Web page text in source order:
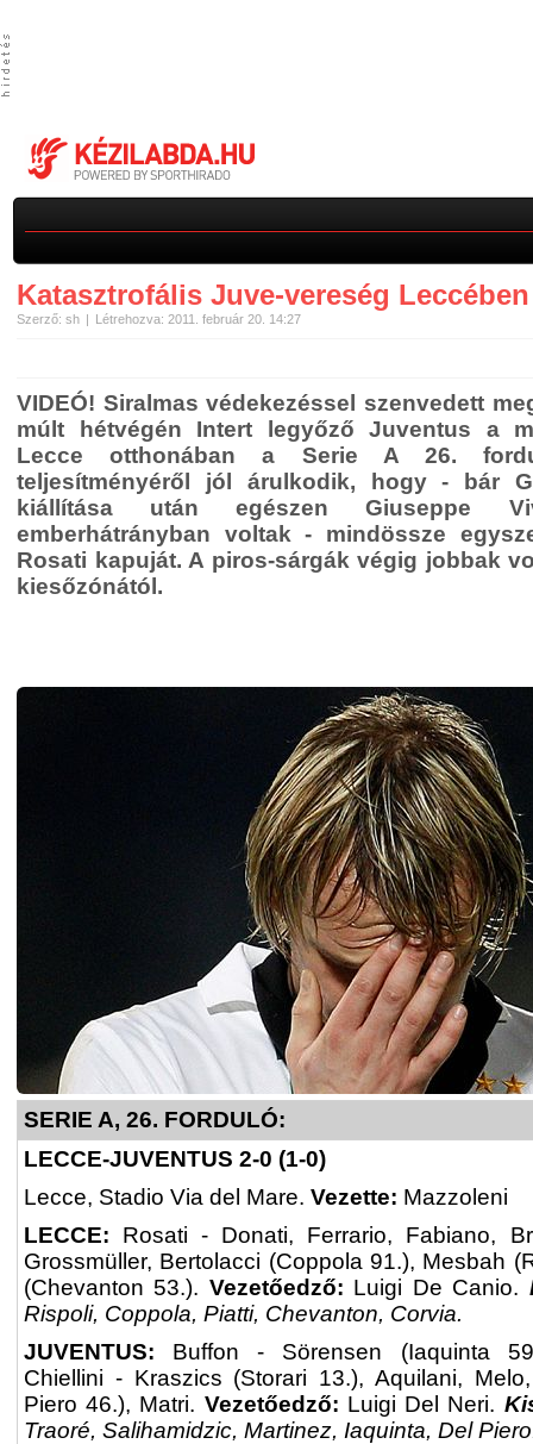
Katasztrofális Juve-vereség Leccében
Szerző: sh Létrehozva: 2011. február 20. 14:27
VIDEÓ! Siralmas védekezéssel szenvedett
múlt hétvégén Intert legyőző Juventus a
Lecce otthonában a Serie A 26.
teljesítményéről jól árulkodik, hogy - bár
kiállítása után egészen Giuseppe
emberhátrányban voltak - mindössze
Rosati kapuját. A piros-sárgák végig jobbak
kiesőzónától.
SERIE A, 26. FORDULÓ:
LECCE-JUVENTUS 2-0 (1-0)
Lecce, Stadio Via del Mare. Vezette: Mazzoleni
LECCE: Rosati - Donati, Ferrario, Fabiano,
Grossmüller, Bertolacci (Coppola 91.), Mesbah
(Chevanton 53.). Vezetőedző: Luigi De Canio.
Rispoli, Coppola, Piatti, Chevanton, Corvia.
JUVENTUS: Buffon - Sörensen (Iaquinta
Chiellini - Kraszics (Storari 13.), Aquilani,
Piero 46.), Matri. Vezetőedző: Luigi Del Neri.
Traoré, Salihamidzic, Martinez, Iaquinta, Del